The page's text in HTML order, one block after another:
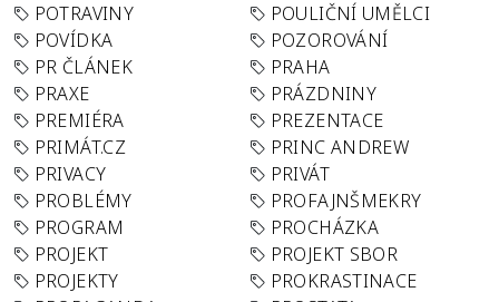
POTRAVINY
POULIČNÍ UMĚLCI
POVÍDKA
POZOROVÁNÍ
PR ČLÁNEK
PRAHA
PRAXE
PRÁZDNINY
PREMIÉRA
PREZENTACE
PRIMÁT.CZ
PRINC ANDREW
PRIVACY
PRIVÁT
PROBLÉMY
PROFAJNŠMEKRY
PROGRAM
PROCHÁZKA
PROJEKT
PROJEKT SBOR
PROJEKTY
PROKRASTINACE